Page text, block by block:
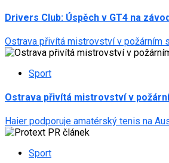
Drivers Club: Úspěch v GT4 na
Ostrava přivítá mistrovství v požárním
Sport
Ostrava přivítá mistrovství v
Haier podporuje amatérský tenis na
Sport